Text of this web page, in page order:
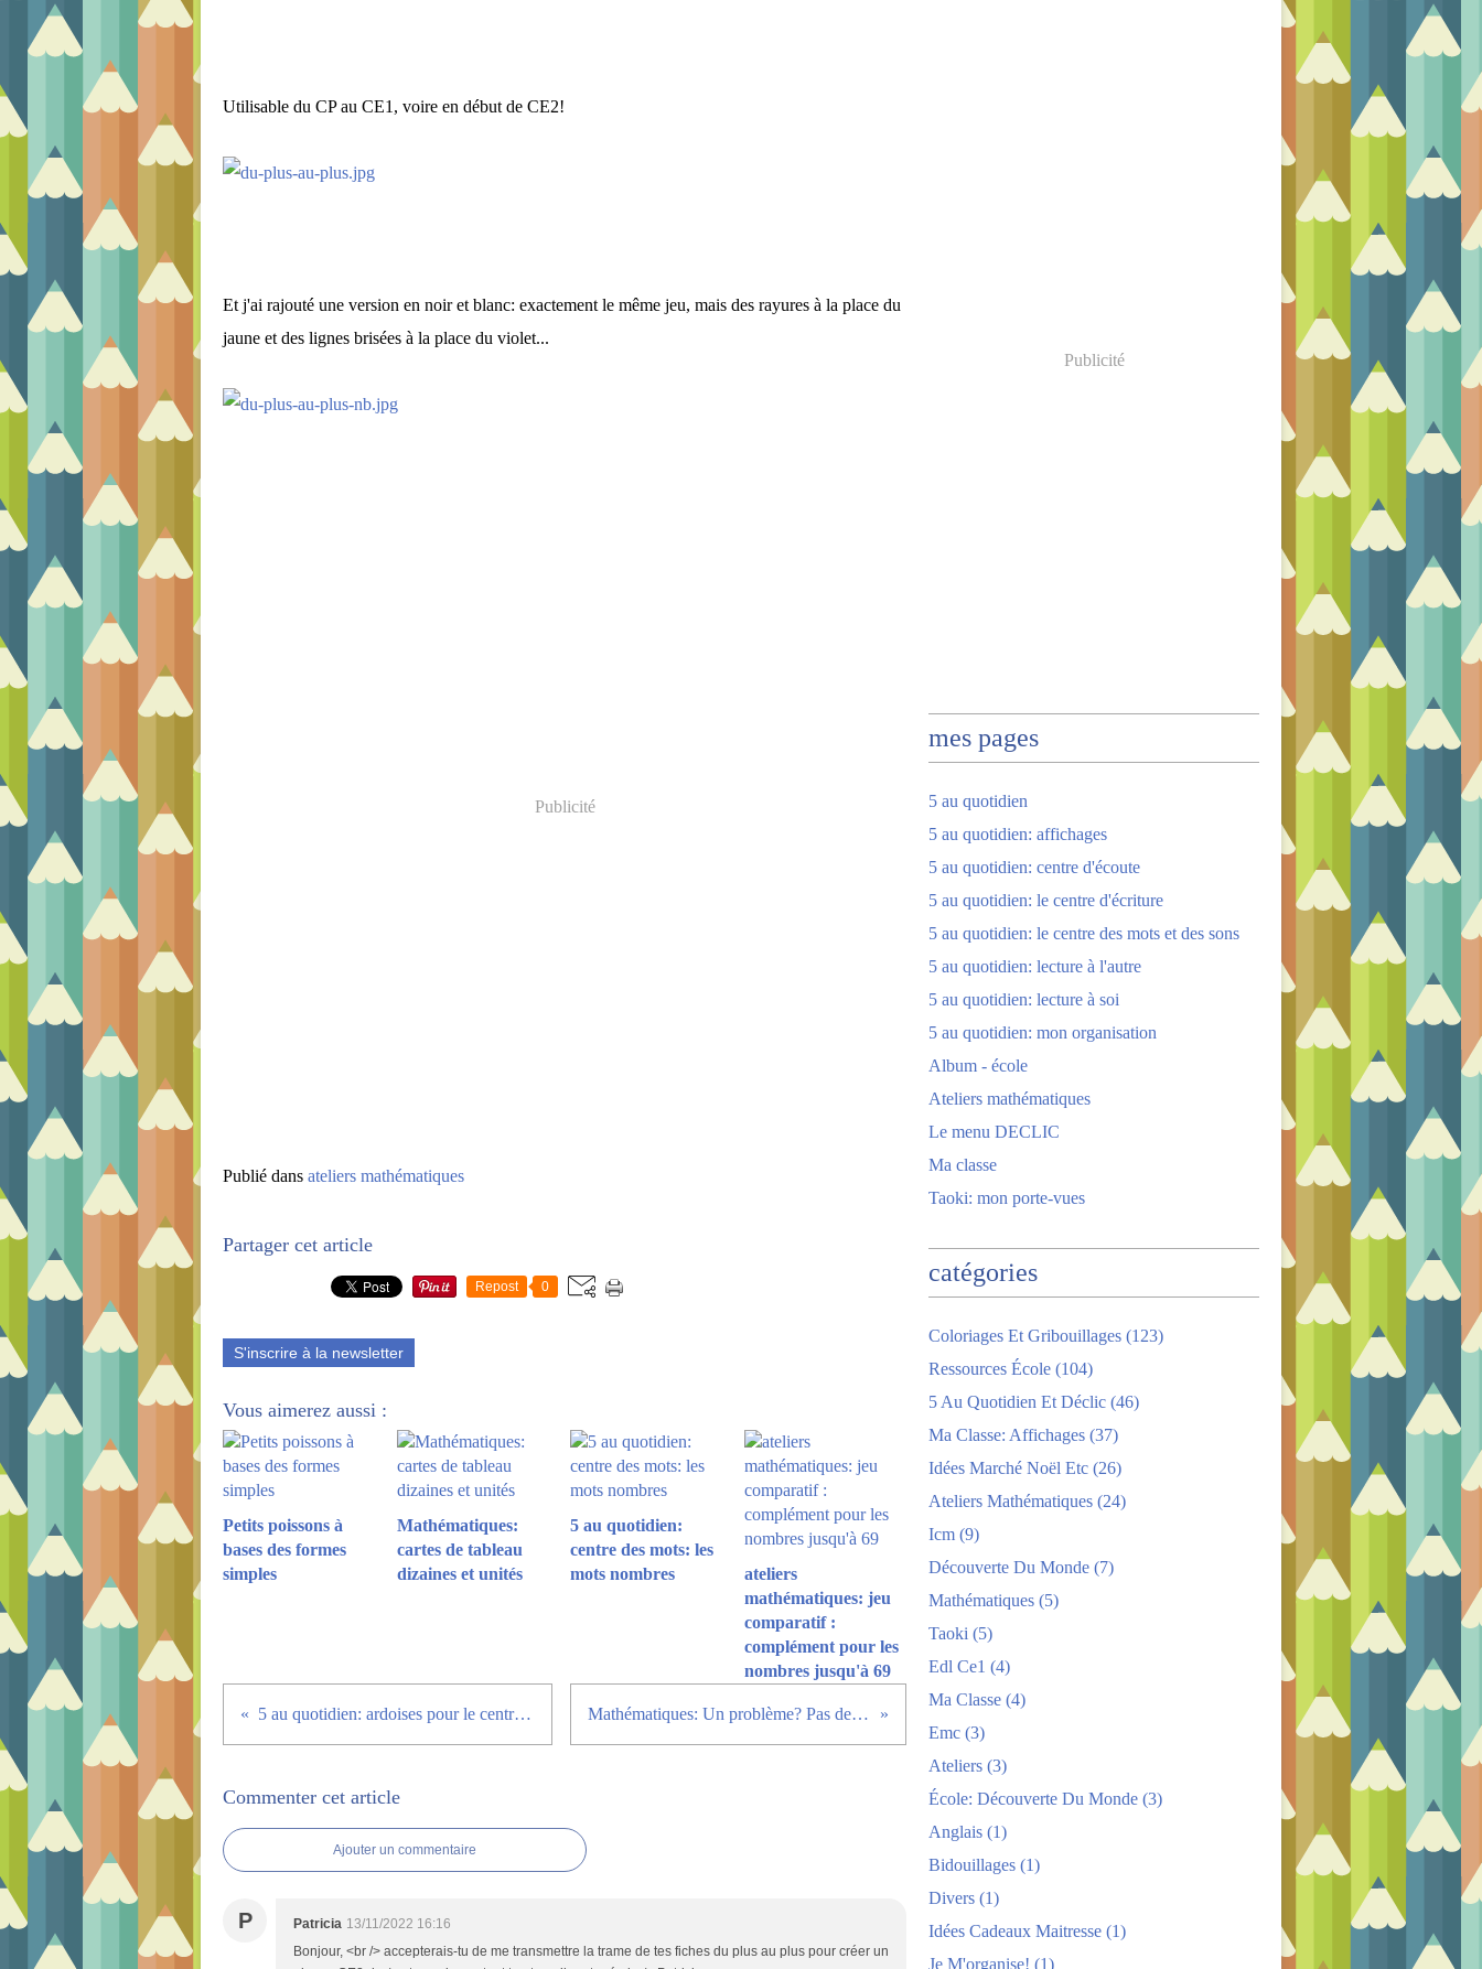
Utilisable du CP au CE1, voire en début de CE2!
Et j'ai rajouté une version en noir et blanc: exactement le même jeu, mais des rayures à la place du
jaune et des lignes brisées à la place du violet...
Publicité
Publié dans ateliers mathématiques
Partager cet article
Repost 0
S'inscrire à la newsletter
Vous aimerez aussi :
Petits poissons à
bases des formes
simples
Mathématiques:
cartes de tableau
dizaines et unités
5 au quotidien:
centre des mots: les
mots nombres
ateliers
mathématiques: jeu
comparatif :
complément pour les
nombres jusqu'à 69
5 au quotidien: ardoises pour le centre d'écriture Mathématiques: Un problème? Pas de problème!
Commenter cet article
Ajouter un commentaire
P Patricia 13/11/2022 16:16
Bonjour, <br /> accepterais-tu de me transmettre la trame de tes fiches du plus au plus pour créer un
Publicité
mes pages
5 au quotidien
5 au quotidien: affichages
5 au quotidien: centre d'écoute
5 au quotidien: le centre d'écriture
5 au quotidien: le centre des mots et des sons
5 au quotidien: lecture à l'autre
5 au quotidien: lecture à soi
5 au quotidien: mon organisation
Album - école
Ateliers mathématiques
Le menu DECLIC
Ma classe
Taoki: mon porte-vues
catégories
Coloriages Et Gribouillages (123)
Ressources École (104)
5 Au Quotidien Et Déclic (46)
Ma Classe: Affichages (37)
Idées Marché Noël Etc (26)
Ateliers Mathématiques (24)
Icm (9)
Découverte Du Monde (7)
Mathématiques (5)
Taoki (5)
Edl Ce1 (4)
Ma Classe (4)
Emc (3)
Ateliers (3)
École: Découverte Du Monde (3)
Anglais (1)
Bidouillages (1)
Divers (1)
Idées Cadeaux Maitresse (1)
Je M'organise! (1)